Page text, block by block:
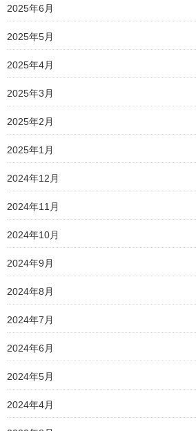
2025年6月
2025年5月
2025年4月
2025年3月
2025年2月
2025年1月
2024年12月
2024年11月
2024年10月
2024年9月
2024年8月
2024年7月
2024年6月
2024年5月
2024年4月